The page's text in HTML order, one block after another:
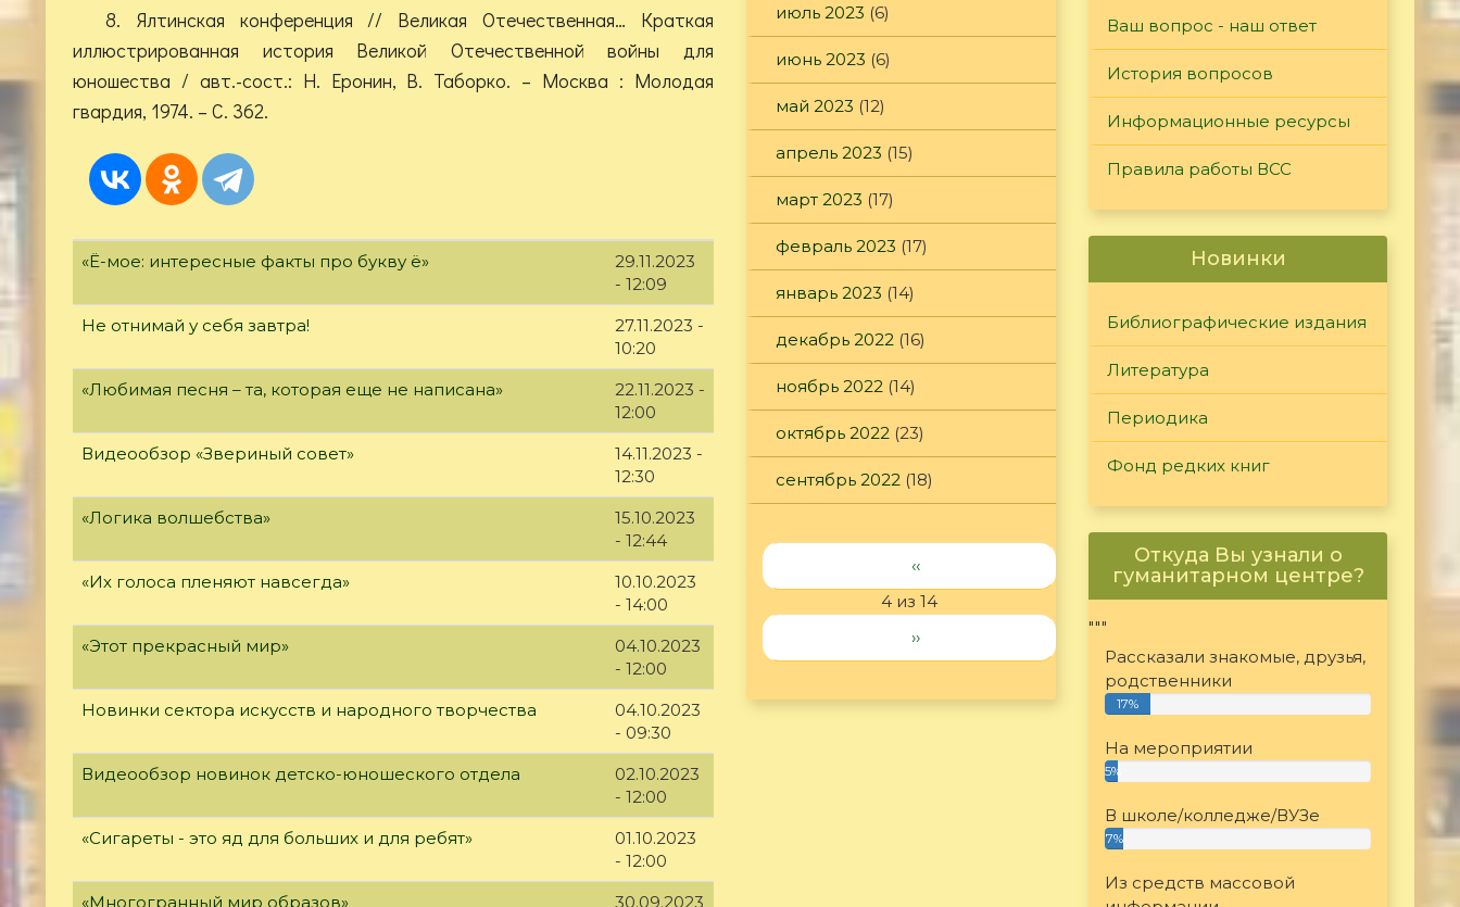
8. Ялтинская конференция // Великая Отечественная… Краткая
иллюстрированная история Великой Отечественной войны для
юношества / авт.-сост.: Н. Еронин, В. Таборко. – Москва : Молодая
гвардия, 1974. – С. 362.
«Ё-мое: интересные факты про букву ё»
29.11.2023
- 12:09
Не отнимай у себя завтра!
27.11.2023 -
10:20
«Любимая песня – та, которая еще не написана»
22.11.2023 -
12:00
Видеообзор «Звериный совет»
14.11.2023 -
12:30
«Логика волшебства»
15.10.2023
- 12:44
«Их голоса пленяют навсегда»
10.10.2023
- 14:00
«Этот прекрасный мир»
04.10.2023
- 12:00
Новинки сектора искусств и народного творчества
04.10.2023
- 09:30
Видеообзор новинок детско-юношеского отдела
02.10.2023
- 12:00
«Сигареты - это яд для больших и для ребят»
01.10.2023
- 12:00
«Многогранный мир образов»
30.09.2023
июль 2023 (6)
июнь 2023 (6)
май 2023 (12)
апрель 2023 (15)
март 2023 (17)
февраль 2023 (17)
январь 2023 (14)
декабрь 2022 (16)
ноябрь 2022 (14)
октябрь 2022 (23)
сентябрь 2022 (18)
‹‹
4 из 14
››
Ваш вопрос - наш ответ
История вопросов
Информационные ресурсы
Правила работы ВСС
Новинки
Библиографические издания
Литература
Периодика
Фонд редких книг
Откуда Вы узнали о
гуманитарном центре?
"""
Рассказали знакомые, друзья,
родственники
17%
На мероприятии
5%
В школе/колледже/ВУЗе
7%
Из средств массовой